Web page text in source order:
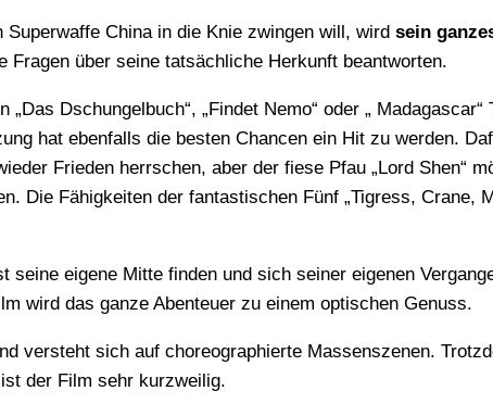
Superwaffe China in die Knie zwingen will, wird sein
Fragen über seine tatsächliche Herkunft beantworten.
hat ebenfalls die besten Chancen ein Hit zu werden.
Frieden herrschen, aber der fiese Pfau „Lord Shen“
Die Fähigkeiten der fantastischen Fünf „Tigress, Crane,
wird das ganze Abenteuer zu einem optischen Genuss.
versteht sich auf choreographierte Massenszenen.
der Film sehr kurzweilig.